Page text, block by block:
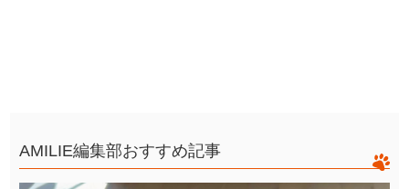
AMILIE編集部おすすめ記事